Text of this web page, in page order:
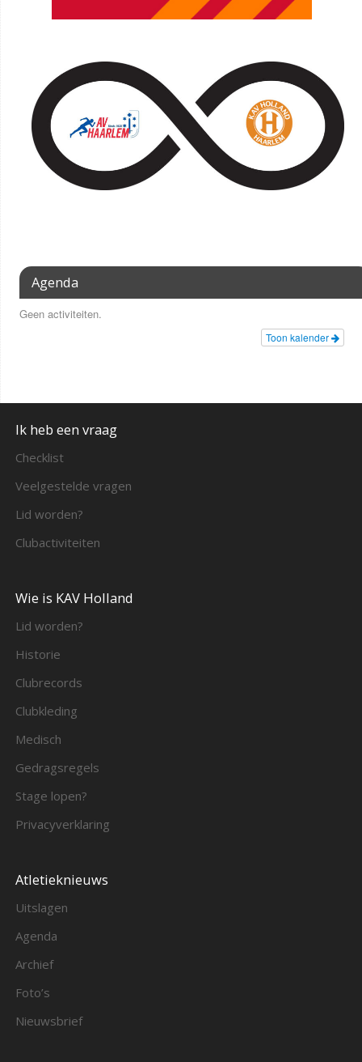
Agenda
Geen activiteiten.
Toon kalender
Ik heb een vraag
Checklist
Veelgestelde vragen
Lid worden?
Clubactiviteiten
Wie is KAV Holland
Lid worden?
Historie
Clubrecords
Clubkleding
Medisch
Gedragsregels
Stage lopen?
Privacyverklaring
Atletieknieuws
Uitslagen
Agenda
Archief
Foto’s
Nieuwsbrief